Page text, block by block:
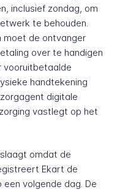
inclusief zondag, om
te behouden.
moet de ontvanger
over te handigen
vooruitbetaalde
handtekening
digitale
vastlegt op het
omdat de
Ekart de
volgende dag. De